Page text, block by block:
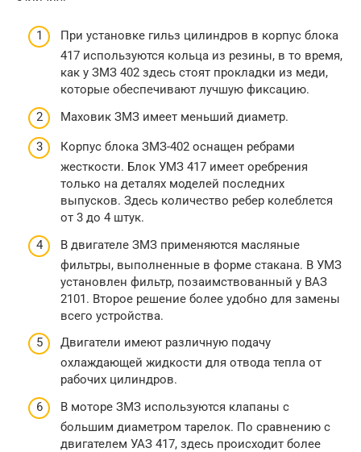
При установке гильз цилиндров в корпус блока
417 используются кольца из резины, в то время,
как у ЗМЗ 402 здесь стоят прокладки из меди,
которые обеспечивают лучшую фиксацию.
Маховик ЗМЗ имеет меньший диаметр.
Корпус блока ЗМЗ-402 оснащен ребрами
жесткости. Блок УМЗ 417 имеет оребрения
только на деталях моделей последних
выпусков. Здесь количество ребер колеблется
от 3 до 4 штук.
В двигателе ЗМЗ применяются масляные
фильтры, выполненные в форме стакана. В УМЗ
установлен фильтр, позаимствованный у ВАЗ
2101. Второе решение более удобно для замены
всего устройства.
Двигатели имеют различную подачу
охлаждающей жидкости для отвода тепла от
рабочих цилиндров.
В моторе ЗМЗ используются клапаны с
большим диаметром тарелок. По сравнению с
двигателем УАЗ 417, здесь происходит более